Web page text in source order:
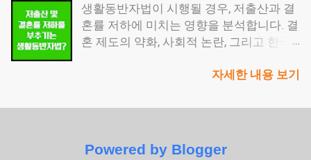
취득세, 헷갈리나요? 증여세는 부동산을
받는 사람이 직접 내는 세금입니다. 국세청
에 신고해야 하고, 증여받은 날로부터 3개
지만, 기한을 넘기면 가산세가 붙기 때문에
세 입니다. 등기소에 소유...
고용하는 구조에서 연 2회 정액으로 지원
금이 지급됩니다. 또 하나의 차이점은 기업
내부 제도 정비 유무입니다. 계속고용장려
단체협약에 명문화해야 지원이 가능합니
가요? 확인해 보세요 2025년 계속고용장
려금은 다음 조건을 충족해야 합니다: 우선
서류는 어떻게 준비하나요? 공무원 가족돌
봄휴가만의 특징이 있나요? 회사에서 거부
하면 어떻게 되나요? 가족돌봄휴가란 어떤
평등과 일·가정 양립 지원에 관한 법률」
사고, 노령, 양육 등의 사유로 연간 최대 10
정 무급휴가입니다. 돌봄 대상에는 조부모,
생활동반자법이 시행될 경우, 저출산과 결
혼률 저하에 미치는 영향을 분석합니다. 결
혼 제도의 약화, 사회적 논란, 그리고 한국
뤄봅니다. 목차 생활동반자법의 개념 결혼
파장 앞으로의 과제 생활동반자법의 개념
니더라도 법적 보호를 받으며 함께 살아갈
자세한 내용 보기
Powered by Blogger